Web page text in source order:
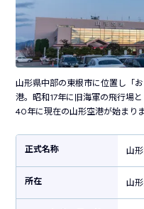
山形県中部の東根市に位置し「
港。昭和17年に旧海軍の飛行場
40年に現在の山形空港が始まり
す。山形新幹線の開業により平
ものの、現在でも東北を訪れる
さくらんぼやだだちゃ豆など山
の山形土産を販売しています。
形観光の起点に便利。山形市内
正式名称 山
所在 山